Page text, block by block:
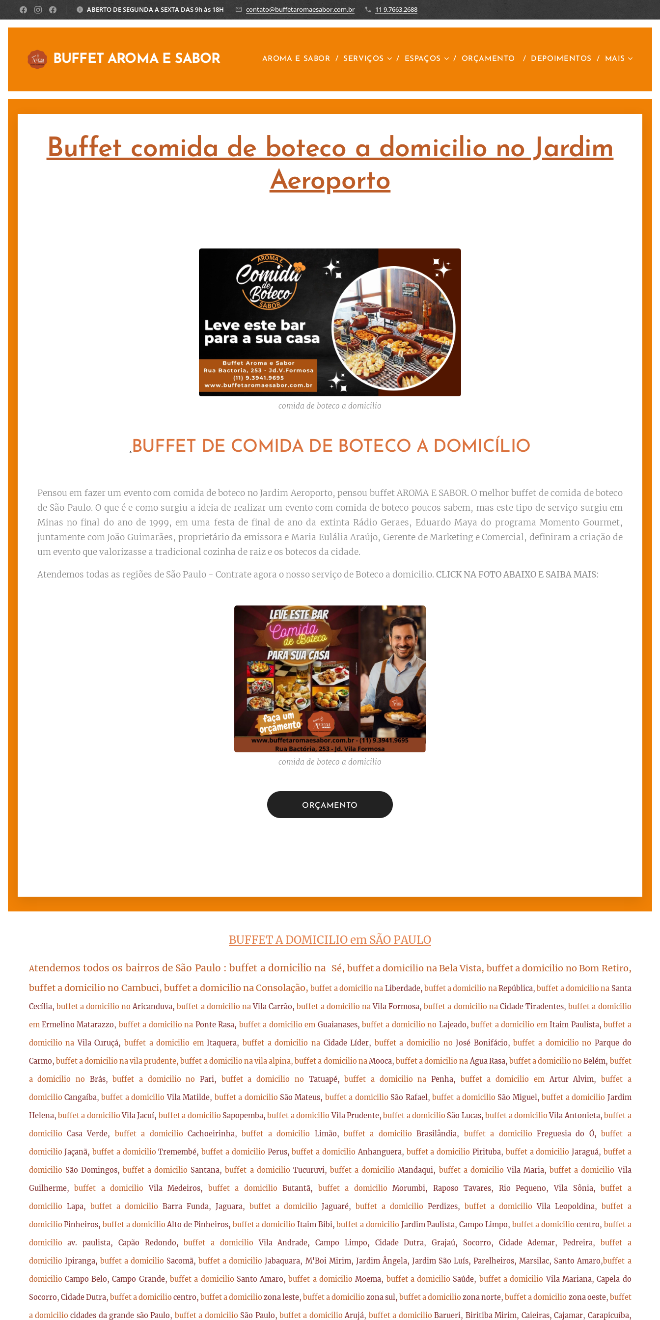
ABERTO DE SEGUNDA A SEXTA DAS 9h às 18H contato@buffetaromaesabor.com.br 11 9.7663.2688
BUFFET AROMA E SABOR AROMA E SABOR SERVIÇOS ESPAÇOS ORÇAMENTO DEPOIMENTOS MAIS
Buffet comida de boteco a domicilio no Jardim
Aeroporto
comida de boteco a domicilio
.BUFFET DE COMIDA DE BOTECO A DOMICÍLIO
Pensou em fazer um evento com comida de boteco no Jardim Aeroporto, pensou buffet AROMA E SABOR. O melhor buffet de comida de boteco
de São Paulo. O que é e como surgiu a ideia de realizar um evento com comida de boteco poucos sabem, mas este tipo de serviço surgiu em
Minas no final do ano de 1999, em uma festa de final de ano da extinta Rádio Geraes, Eduardo Maya do programa Momento Gourmet,
juntamente com João Guimarães, proprietário da emissora e Maria Eulália Araújo, Gerente de Marketing e Comercial, definiram a criação de
um evento que valorizasse a tradicional cozinha de raiz e os botecos da cidade.
Atendemos todas as regiões de São Paulo - Contrate agora o nosso serviço de Boteco a domicilio. CLICK NA FOTO ABAIXO E SAIBA MAIS:
comida de boteco a domicilio
ORÇAMENTO
BUFFET A DOMICILIO em SÃO PAULO
Atendemos todos os bairros de São Paulo : buffet a domicilio na Sé, buffet a domicilio na Bela Vista, buffet a domicilio no Bom Retiro,
buffet a domicilio no Cambuci, buffet a domicilio na Consolação,buffet a domicilio na Liberdade, buffet a domicilio naRepública,buffet a domicilio na Santa
Cecília, buffet a domicilio noAricanduva,buffet a domicilio naVila Carrão,buffet a domicilio naVila Formosa,buffet a domicilio na Cidade Tiradentes,buffet a domicilio
em Ermelino Matarazzo, buffet a domicilio na Ponte Rasa, buffet a domicilio em Guaianases,buffet a domicilio no Lajeado,buffet a domicilio emItaim Paulista,buffet a
domicilio naVila Curuçá, buffet a domicilio emItaquera,buffet a domicilio na Cidade Líder, buffet a domicilio noJosé Bonifácio,buffet a domicilio no Parque do
Carmo, buffet a domicilio na vila prudente,buffet a domicilio na vila alpina, buffet a domicilio naMooca,buffet a domicilio naÁgua Rasa, buffet a domicilio noBelém, buffet
a domicilio no Brás,buffet a domicilio noPari, buffet a domicilio no Tatuapé,buffet a domicilio naPenha, buffet a domicilio emArtur Alvim, buffet a
domicilio Cangaíba,buffet a domicilioVila Matilde, buffet a domicilio São Mateus, buffet a domicilio São Rafael,buffet a domicilio São Miguel,buffet a domicilio Jardim
Helena, buffet a domicilioVila Jacuí, buffet a domicilio Sapopemba,buffet a domicilioVila Prudente,buffet a domicilio São Lucas,buffet a domicilioVila Antonieta,buffet a
domicilio Casa Verde, buffet a domicilio Cachoeirinha,buffet a domicilio Limão,buffet a domicilioBrasilândia, buffet a domicilio Freguesia do Ó,buffet a
domicilioJaçanã,buffet a domicilioTremembé,buffet a domicilio Perus,buffet a domicilioAnhanguera, buffet a domicilio Pirituba, buffet a domicilioJaraguá, buffet a
domicilio São Domingos, buffet a domicilio Santana,buffet a domicilio Tucuruvi, buffet a domicilioMandaqui, buffet a domicilioVila Maria,buffet a domicilioVila
Guilherme,buffet a domicilioVila Medeiros, buffet a domicilioButantã, buffet a domicilioMorumbi, Raposo Tavares, Rio Pequeno, Vila Sônia,buffet a
domicilio Lapa, buffet a domicilio Barra Funda, Jaguara, buffet a domicilio Jaguaré, buffet a domicilio Perdizes, buffet a domicilioVila Leopoldina, buffet a
domicilioPinheiros,buffet a domicilioAlto de Pinheiros, buffet a domicilio Itaim Bibi,buffet a domicilio Jardim Paulista, Campo Limpo, buffet a domiciliocentro, buffet a
domicilioav. paulista, Capão Redondo,buffet a domicilioVila Andrade, Campo Limpo, Cidade Dutra, Grajaú, Socorro, Cidade Ademar, Pedreira, buffet a
domicilio Ipiranga, buffet a domicilio Sacomã,buffet a domicilioJabaquara, M'Boi Mirim, Jardim Ângela, Jardim São Luís, Parelheiros, Marsilac, Santo Amaro,buffet a
domicilio Campo Belo, Campo Grande, buffet a domicilio Santo Amaro,buffet a domicilioMoema, buffet a domicilio Saúde, buffet a domicilioVila Mariana, Capela do
Socorro, Cidade Dutra, buffet a domicilio centro, buffet a domicilio zona leste, buffet a domiciliozona sul,buffet a domiciliozona norte,buffet a domicilio zona oeste, buffet
a domiciliocidades da grande são Paulo, buffet a domicilio São Paulo,buffet a domicilioArujá, buffet a domicilioBarueri, Biritiba Mirim, Caieiras, Cajamar, Carapicuíba,